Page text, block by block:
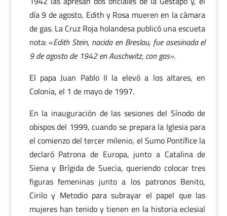
día 9 de agosto, Edith y Rosa mueren en la cámara
de gas. La Cruz Roja holandesa publicó una escueta
nota: «Edith Stein, nacida en Breslau, fue asesinada el
9 de agosto de 1942 en Auschwitz, con gas».
El papa Juan Pablo II la elevó a los altares, en
Colonia, el 1 de mayo de 1997.
En la inauguración de las sesiones del Sínodo de
obispos del 1999, cuando se prepara la Iglesia para
el comienzo del tercer milenio, el Sumo Pontífice la
declaró Patrona de Europa, junto a Catalina de
Siena y Brígida de Suecia, queriendo colocar tres
figuras femeninas junto a los patronos Benito,
Cirilo y Metodio para subrayar el papel que las
mujeres han tenido y tienen en la historia eclesial